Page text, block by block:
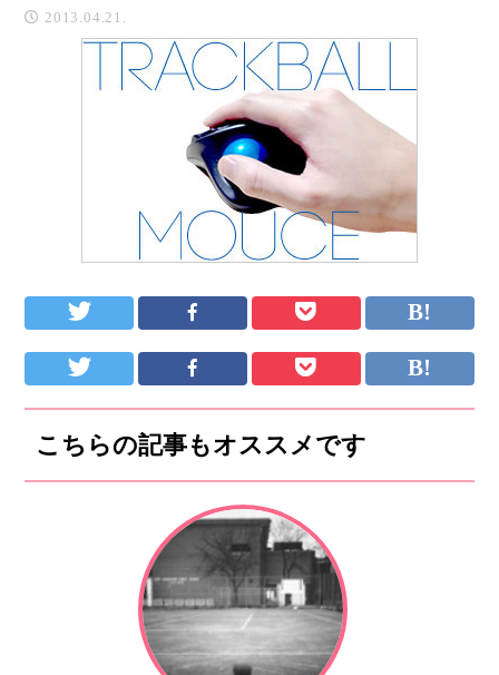
2013.04.21.
こちらの記事もオススメです